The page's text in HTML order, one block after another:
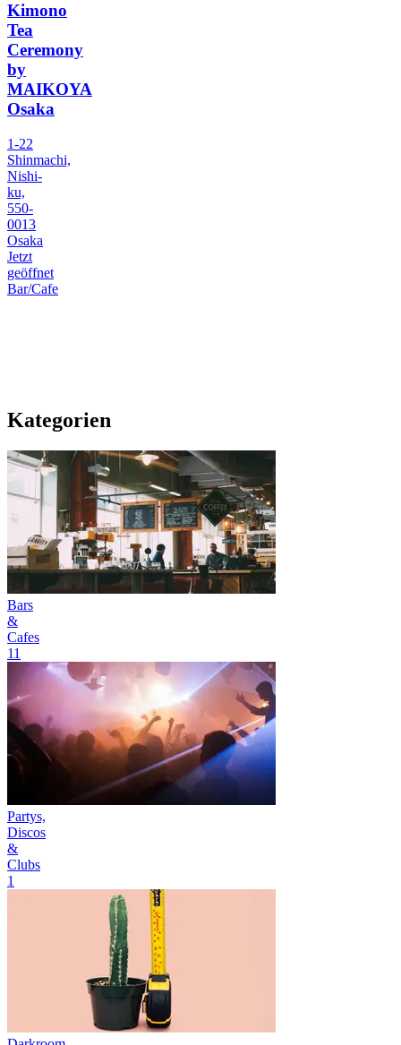
Kimono
Tea
Ceremony
by
MAIKOYA
Osaka
1-22
Shinmachi,
Nishi-
ku,
550-
0013
Osaka
Jetzt
geöffnet
Bar/Cafe
Kategorien
Bars
&
Cafes
11
Partys,
Discos
&
Clubs
1